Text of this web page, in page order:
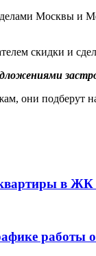
Москвы и
скидки и
они подберут
в
работы